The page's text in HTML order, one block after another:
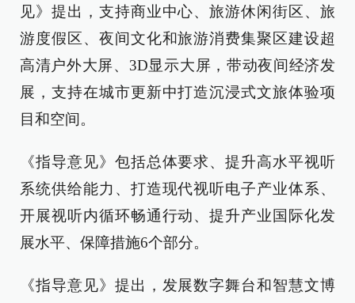
见》提出，支持商业中心、旅游休闲街区、旅
游度假区、夜间文化和旅游消费集聚区建设超
高清户外大屏、3D显示大屏，带动夜间经济发
展，支持在城市更新中打造沉浸式文旅体验项
目和空间。
《指导意见》包括总体要求、提升高水平视听
系统供给能力、打造现代视听电子产业体系、
开展视听内循环畅通行动、提升产业国际化发
展水平、保障措施6个部分。
《指导意见》提出，发展数字舞台和智慧文博